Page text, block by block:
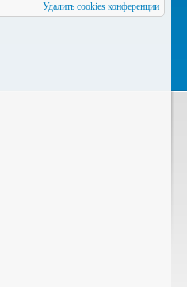
Удалить cookies конференции